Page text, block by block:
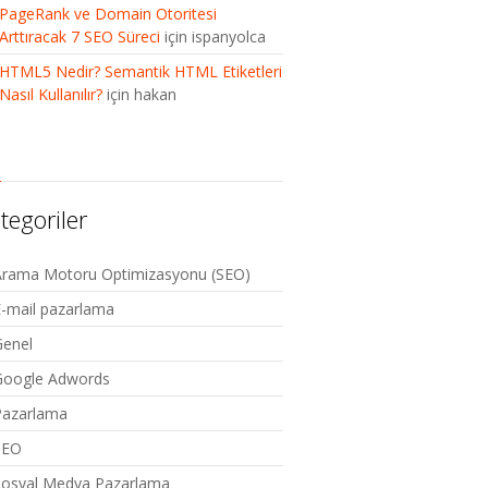
ve Domain Otoritesi
7 SEO Süreci için ispanyolca
Nedir? Semantik HTML Etiketleri
Kullanılır?için hakan
Motoru Optimizasyonu (SEO)
mail pazarlama
Adwords
Medya Pazarlama